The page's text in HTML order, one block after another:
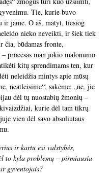
Tie, kurie buvo
ir jame. O aš, matyt, tiesiog
nieko neveikti, ir šiek tiek
čia, būdamas fronte,
procesas man jokio malonumo
kitų sprendimams ten, kur
neleidžia mintys apie mūsų
neatleisime“, sakėme: „ne, jie
dėl tų nuostabių žmonių –
kurie dėl tam tikrų
vien dėl savo absoliutaus
ir kartu esi valstybės,
to kyla problemų – pirmiausia
gyventojais?